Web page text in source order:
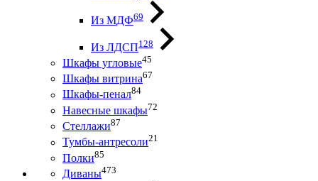
Из МДФ69
Из ЛДСП128
Шкафы угловые45
Шкафы витрина67
Шкафы-пенал84
Навесные шкафы72
Стеллажи87
Тумбы-антресоли21
Полки85
Диваны473